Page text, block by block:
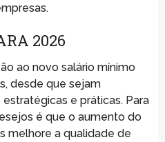
2026
ao novo salário mínimo
desde que sejam
e práticas. Para
é que o aumento do
melhore a qualidade de